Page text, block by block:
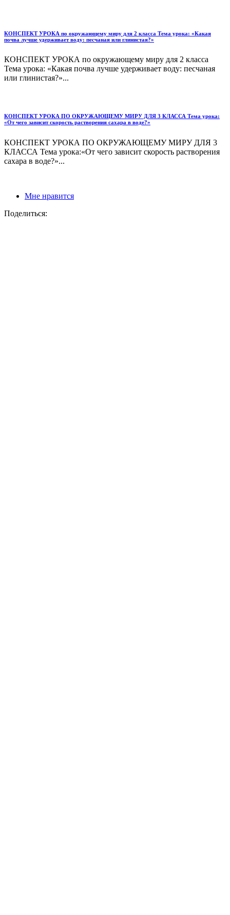
КОНСПЕКТ УРОКА по окружающему миру для 2 класса Тема урока: «Какая
почва лучше удерживает воду: песчаная или глинистая?»
КОНСПЕКТ УРОКА по окружающему миру для 2 класса
Тема урока: «Какая почва лучше удерживает воду: песчаная
или глинистая?»...
КОНСПЕКТ УРОКА ПО ОКРУЖАЮЩЕМУ МИРУ ДЛЯ 3 КЛАССА Тема урока:
«От чего зависит скорость растворения сахара в воде?»
КОНСПЕКТ УРОКА ПО ОКРУЖАЮЩЕМУ МИРУ ДЛЯ 3
КЛАССА Тема урока:«От чего зависит скорость растворения
сахара в воде?»...
Мне нравится
Поделиться: